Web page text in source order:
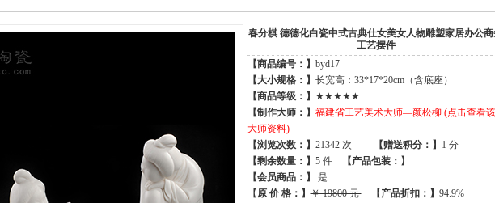
春分棋 德德化白瓷中式古典仕女美女人物雕塑家居办公
工艺摆件
【商品编号：】 byd17
【大小规格：】 长宽高：33*17*20cm（含底座）
【商品等级：】
★★★★★
【制作大师：】 福建省工艺美术大师—颜松柳 (点击查看该
大师资料)
【浏览次数：】 21342 次 【赠送积分：】
1 分
【剩余数量：】 5 件【产品包装：】
【会员商品： 】
是
【 原 价 格： 】￥ 19800 元【 产品折扣： 】 94.9%